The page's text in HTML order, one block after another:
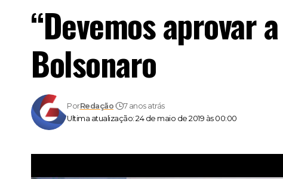
“Devemos aprovar
Bolsonaro
Ultima atualização: 24 de maio de 2019 às 00:00
PorRedação 7 anos atrás